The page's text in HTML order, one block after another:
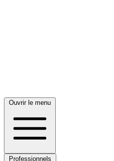
Ouvrir le menu
Professionnels